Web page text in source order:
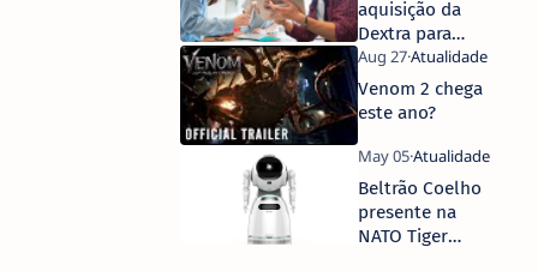
aquisição da
Dextra para
reforçar as
suas
operações
globais
Venom 2 chega
este ano?
Beltrão Coelho
presente na
NATO Tiger